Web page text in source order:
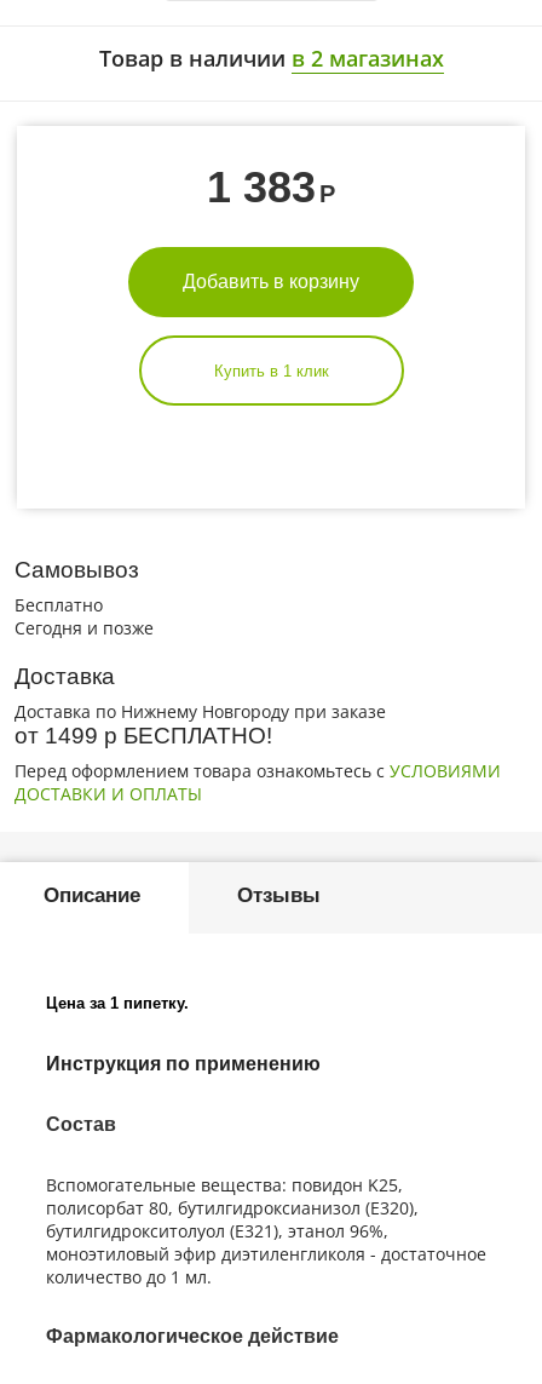
Товар в наличии в 2 магазинах
1 383 Р
Добавить в корзину
Купить в 1 клик
Самовывоз
Бесплатно
Сегодня и позже
Доставка
Доставка по Нижнему Новгороду при заказе
от 1499 р БЕСПЛАТНО!
Перед оформлением товара ознакомьтесь с УСЛОВИЯМИ
ДОСТАВКИ И ОПЛАТЫ
Описание Отзывы
Цена за 1 пипетку.
Инструкция по применению
Состав
Вспомогательные вещества: повидон K25,
полисорбат 80, бутилгидроксианизол (E320),
бутилгидрокситолуол (E321), этанол 96%,
моноэтиловый эфир диэтиленгликоля - достаточное
количество до 1 мл.
Фармакологическое действие